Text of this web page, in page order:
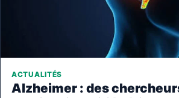
ACTUALITÉS
Alzheimer : des